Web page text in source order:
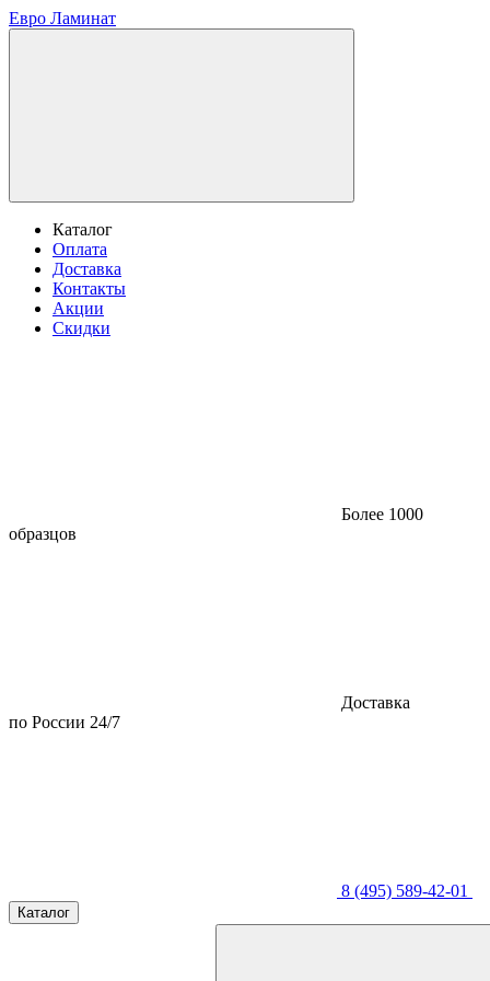
Евро Ламинат
Каталог
Оплата
Доставка
Контакты
Акции
Скидки
Более 1000
образцов
Доставка
по России 24/7
8 (495) 589-42-01
Каталог